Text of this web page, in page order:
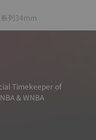
列34mm
Timekeeper of
& WNBA